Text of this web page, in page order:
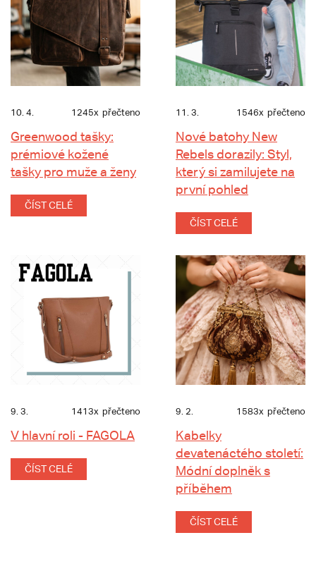
10. 4. 1245x přečteno
Greenwood tašky:
prémiové kožené
tašky pro muže a ženy
ČÍST CELÉ
11. 3. 1546x přečteno
Nové batohy New
Rebels dorazily: Styl,
který si zamilujete na
první pohled
ČÍST CELÉ
9. 3. 1413x přečteno
V hlavní roli - FAGOLA
ČÍST CELÉ
9. 2. 1583x přečteno
Kabelky
devatenáctého století:
Módní doplněk s
příběhem
ČÍST CELÉ